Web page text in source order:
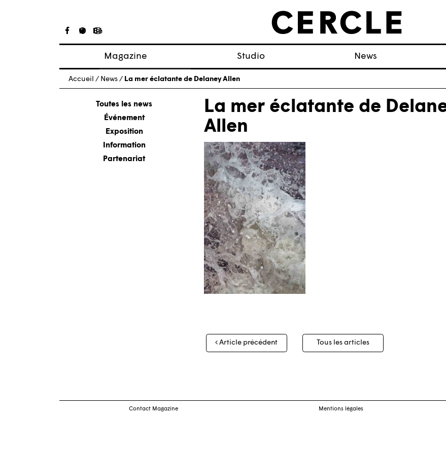
Magazine
Articles
À propos
Numéros
Studio News
Accueil / News / La mer éclatante de Delaney Allen
Toutes les news
Événement
Exposition
Information
Partenariat
La mer éclatante de
Allen
Navigation
des
Article précédent Tous les articles
Contact Magazine Mentions légales